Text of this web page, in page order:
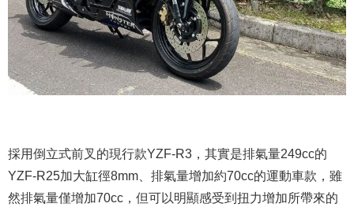
採用倒立式前叉的現行款YZF-R3，其實是排氣量249cc的
YZF-R25加大缸徑8mm、排氣量增加約70cc的運動車款，雖
然排氣量僅增加70cc，但可以明顯感受到扭力增加所帶來的